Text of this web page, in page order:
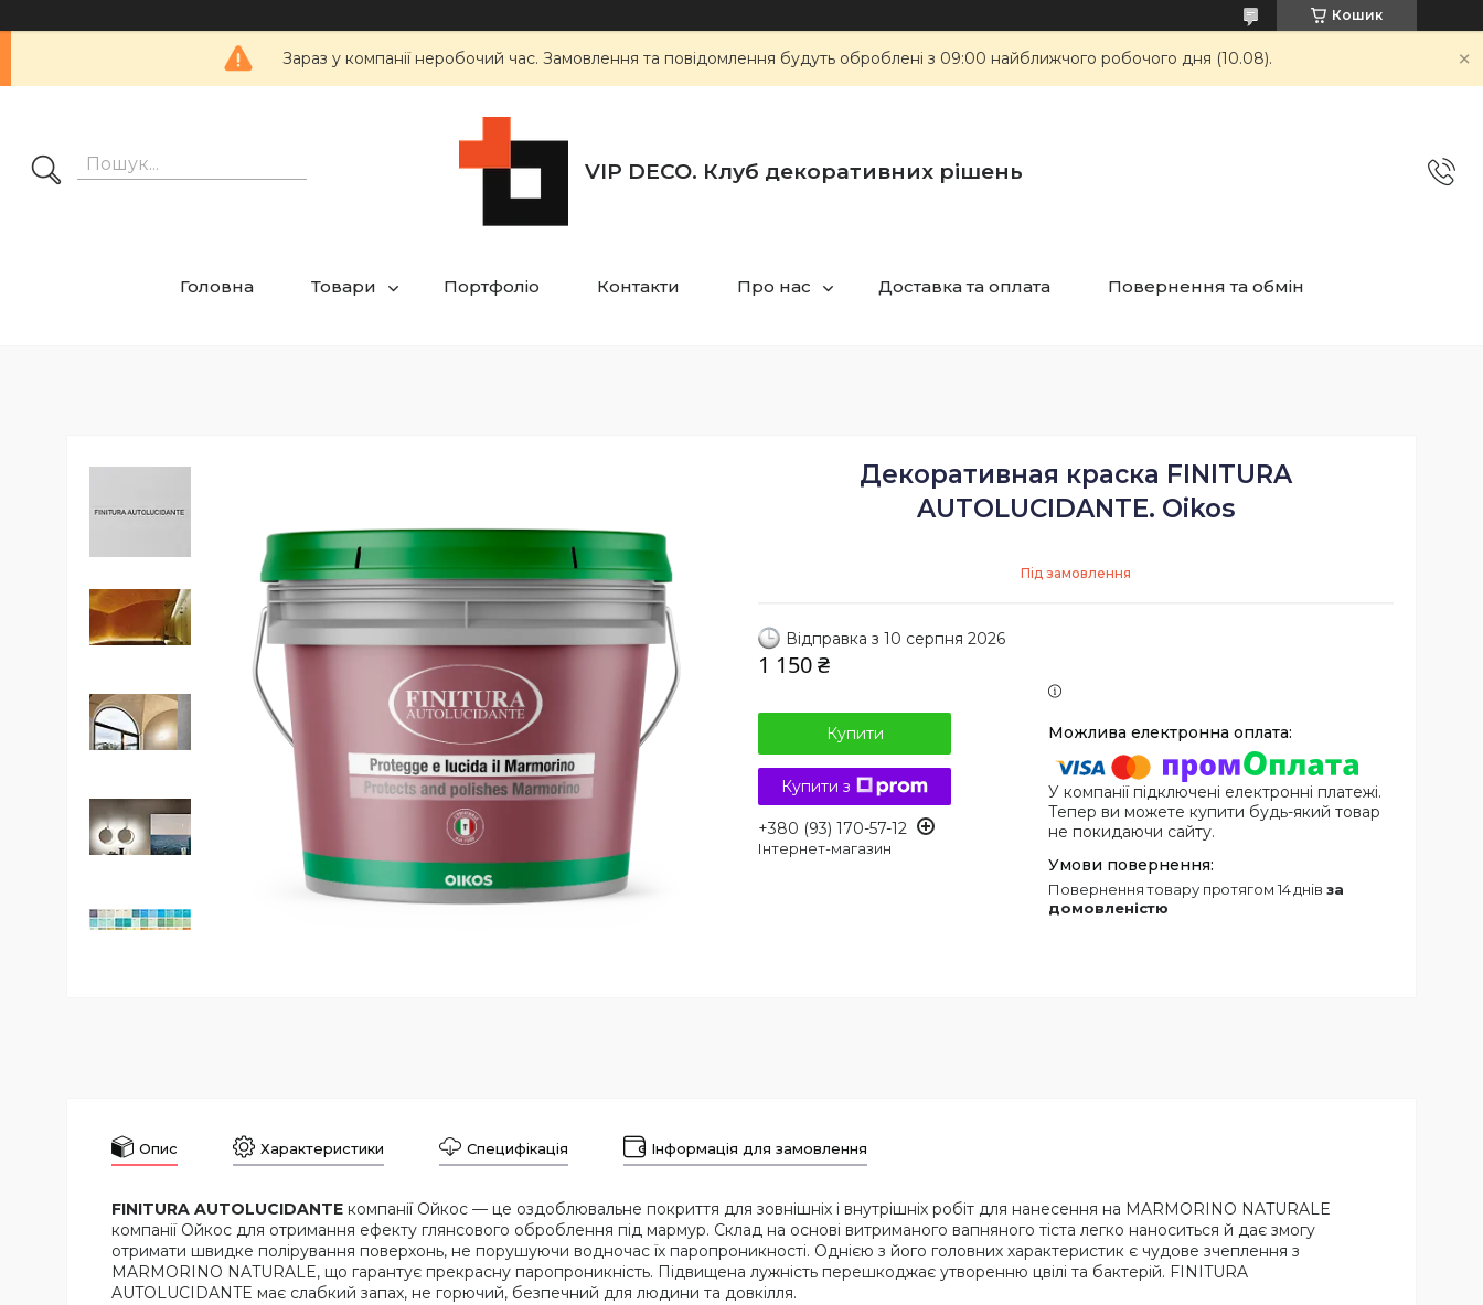
Кошик
Зараз у компанії неробочий час. Замовлення та повідомлення будуть оброблені з 09:00 найближчого робочого дня (10.08).
VIP DECO. Клуб декоративних рішень
Головна Товари Портфоліо Контакти Про нас Доставка та оплата Повернення та обмін
Декоративная краска FINITURA
AUTOLUCIDANTE. Oikos
Під замовлення
Відправка з 10 серпня 2026
1 150 ₴
Купити
Купити з
+380 (93) 170-57-12
Інтернет-магазин
У компанії підключені електронні платежі.
Тепер ви можете купити будь-який товар
не покидаючи сайту.
повернення товару протягом 14 днів за
домовленістю
Опис Характеристики Специфікація Інформація для замовлення
FINITURA AUTOLUCIDANTE компанії Ойкос — це оздоблювальне покриття для зовнішніх і внутрішніх робіт для нанесення на MARMORINO NATURALE
компанії Ойкос для отримання ефекту глянсового оброблення під мармур. Склад на основі витриманого вапняного тіста легко наноситься й дає змогу
отримати швидке полірування поверхонь, не порушуючи водночас їх паропроникності. Однією з його головних характеристик є чудове зчеплення з
MARMORINO NATURALE, що гарантує прекрасну паропроникність. Підвищена лужність перешкоджає утворенню цвілі та бактерій. FINITURA
AUTOLUCIDANTE має слабкий запах, не горючий, безпечний для людини та довкілля.